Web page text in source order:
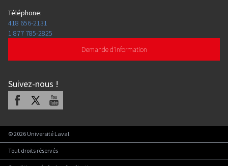
Téléphone:
418 656-2131
1 877 785-2825
Demande d'information
Suivez-nous !
Facebook Youtube
©2026 Université Laval.
Tout droits réservés